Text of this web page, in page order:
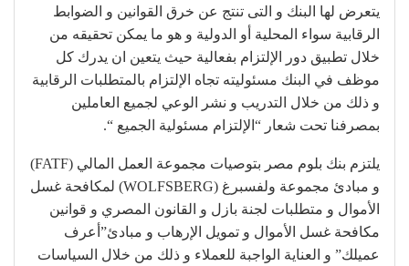
يتعرض لها البنك و التى تنتج عن خرق القوانين و الضوابط
الرقابية سواء المحلية أو الدولية و هو ما يمكن تحقيقه من
خلال تطبيق دور الإلتزام بفعالية حيث يتعين ان يدرك كل
موظف في البنك مسئوليته تجاه الإلتزام بالمتطلبات الرقابية
و ذلك من خلال التدريب و نشر الوعي لجميع العاملين
بمصرفنا تحت شعار “الإلتزام مسئولية الجميع “.
يلتزم بنك بلوم مصر بتوصيات مجموعة العمل المالي (FATF)
و مبادئ مجموعة ولفسبرغ (WOLFSBERG) لمكافحة غسل
الأموال و متطلبات لجنة بازل و القانون المصري و قوانين
مكافحة غسل الأموال و تمويل الإرهاب و مبادئ”أعرف
عميلك” و العناية الواجبة للعملاء و ذلك من خلال السياسات